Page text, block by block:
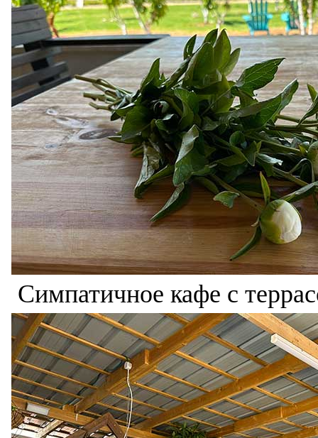
Симпатичное кафе с